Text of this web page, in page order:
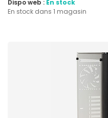
Dispo web : En stock
En stock dans 1 magasin